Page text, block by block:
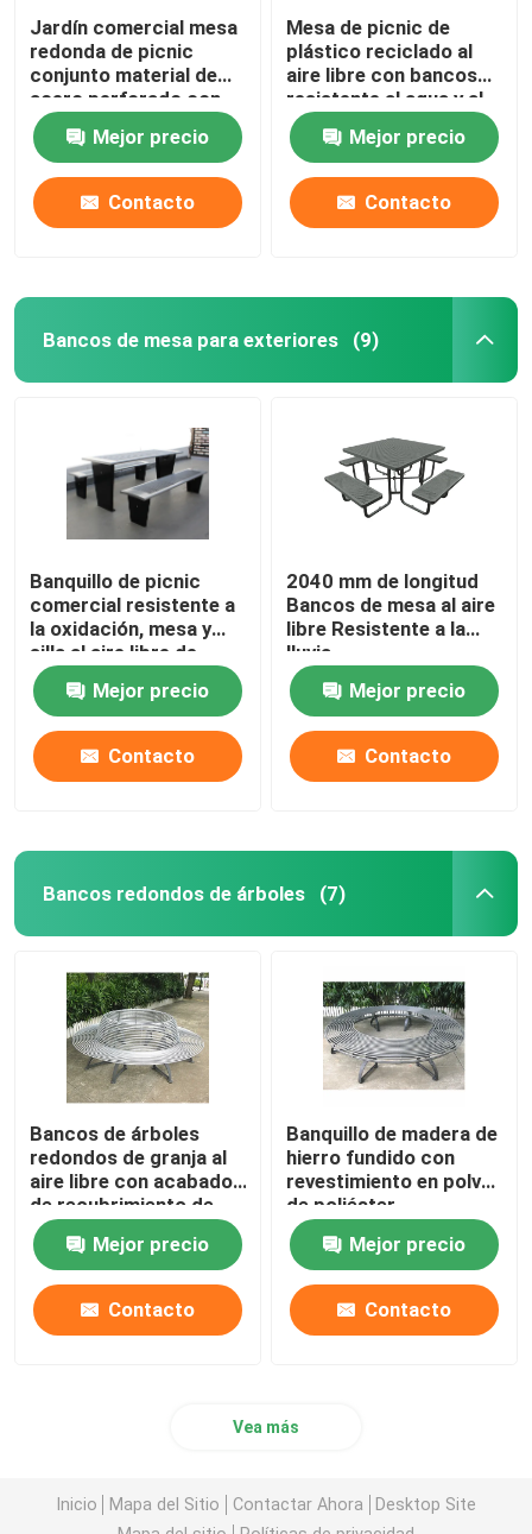
Jardín comercial mesa
redonda de picnic
conjunto material de
acero perforado con
cuatro bancos
Mejor precio
Contacto
Mesa de picnic de
plástico reciclado al
aire libre con bancos
resistente al agua y al
óxido
Mejor precio
Contacto
Bancos de mesa para exteriores (9)
Banquillo de picnic
comercial resistente a
la oxidación, mesa y
silla al aire libre de
metal recubierto en
polvo Mejor precio
Contacto
2040 mm de longitud
Bancos de mesa al aire
libre Resistente a la
lluvia
Mejor precio
Contacto
Bancos redondos de árboles (7)
Bancos de árboles
redondos de granja al
aire libre con acabado
de recubrimiento de
polvo de pulverización
de zinc con embalaje
de arena
Mejor precio
Contacto
Banquillo de madera de
hierro fundido con
revestimiento en polvo
de poliéster
Mejor precio
Contacto
Vea más
Inicio Mapa del Sitio Contactar Ahora
Desktop Site